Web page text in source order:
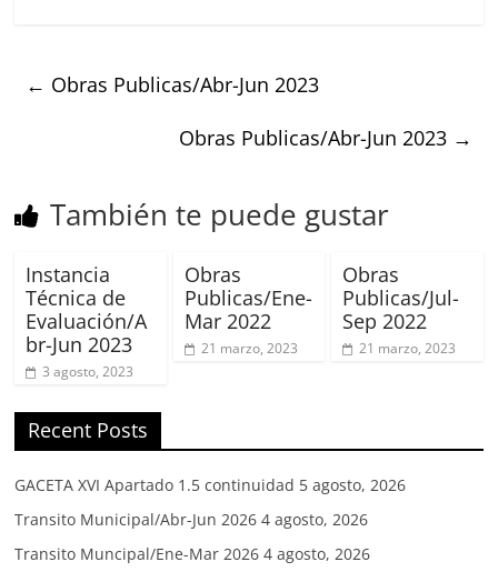
← Obras Publicas/Abr-Jun 2023
Obras Publicas/Abr-Jun 2023 →
También te puede gustar
Instancia
Técnica de
Evaluación/A
br-Jun 2023
3 agosto, 2023
Obras
Publicas/Ene-
Mar 2022
21 marzo, 2023
Obras
Publicas/Jul-
Sep 2022
21 marzo, 2023
Recent Posts
GACETA XVI Apartado 1.5 continuidad 5 agosto, 2026
Transito Municipal/Abr-Jun 2026 4 agosto, 2026
Transito Muncipal/Ene-Mar 2026 4 agosto, 2026